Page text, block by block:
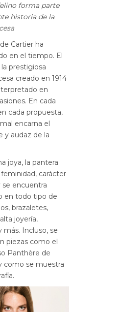
forma parte
historia de la
Cartier ha
en el tiempo. El
prestigiosa
creado en 1914
en
En cada
cada propuesta,
encarna el
y audaz de la
joya, la pantera
carácter
se encuentra
en todo tipo de
brazaletes,
joyería,
más. Incluso, se
piezas como el
Panthère de
como se muestra